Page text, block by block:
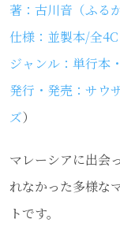
著：古川音（ふる
仕様：並製本/全4C
ジャンル：単行本
発行・発売：サウ
ズ）
マレーシアに出会
れなかった多様な
トです。